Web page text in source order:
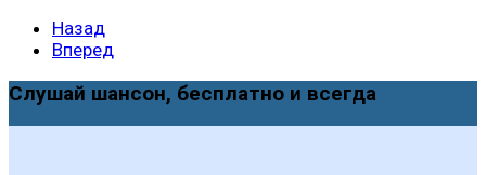
Назад
Вперед
Слушай шансон, бесплатно и всегда